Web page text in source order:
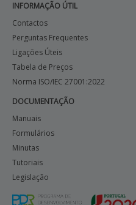
INFORMAÇÃO ÚTIL
Contactos
Perguntas Frequentes
Ligações Úteis
Tabela de Preços
Norma ISO/IEC 27001:2022
DOCUMENTAÇÃO
Manuais
Formulários
Minutas
Tutoriais
Legislação